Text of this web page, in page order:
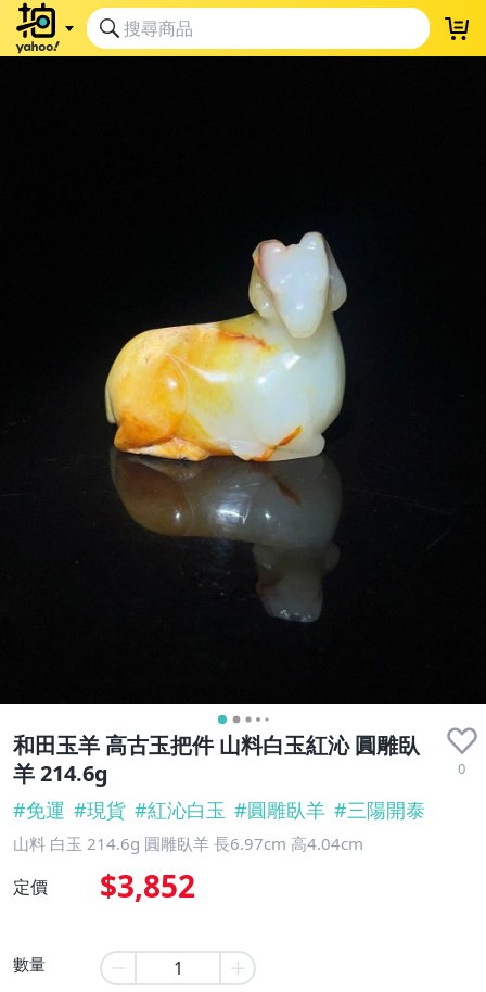
和田玉羊 高古玉把件 山料白玉紅沁 圓雕臥
羊 214.6g
0
#免運 #現貨 #紅沁白玉 #圓雕臥羊 #三陽開泰
山料 白玉 214.6g 圓雕臥羊 長6.97cm 高4.04cm
定價 $3,852
數量